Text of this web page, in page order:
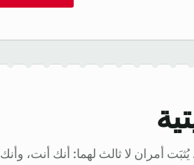
أمران لا ثالث لهما: أنك أنت، وأنك